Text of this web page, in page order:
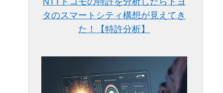
タのスマートシティ構想が見えてき
た！【特許分析】